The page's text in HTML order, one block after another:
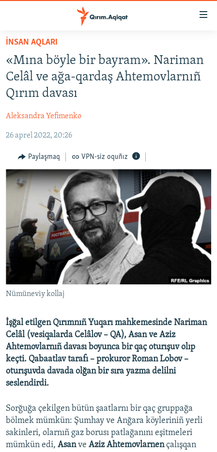
Esas
qaytmaq
Baş
navigatsiyağa
qaytmaq
Qıdıruvğa
SİYASET
İQTİSADİYAT
MEDENİYET
İNSAN AQLARI
VİDEO
SÜRET
BLOGLAR
FİKİR
Русский
Українською
QOŞULIÑIZ!
RFE/RS bütün saytları
İNSAN AQLARI
«Mına böyle bir bayram». Nariman
Celâl ve ağa-qardaş Ahtemovlarnıñ
Qırım davası
Aleksandra Yefimenko
26 aprel 2022, 20:26
Paylaşmaq VPN-siz oquñız
Nümüneviy kollaj
İşğal etilgen Qırımnıñ Yuqarı mahkemesinde Nariman
Celâl (vesiqalarda Celâlov – QA), Asan ve Aziz
Ahtemovlarnıñ davası boyunca bir qaç oturışuv olıp
keçti. Qabaatlav tarafı – prokuror Roman Lobov –
oturışuvda davada olğan bir sıra yazma delilni
seslendirdi.
Sorğuğa çekilgen bütün şaatlarnı bir qaç gruppağa
bölmek mümkün: Şumhay ve Anğara köyleriniñ yerli
sakinleri, olarnıñ gaz borusı patlağanını eşitmeleri
mümkün edi, Asanve Aziz Ahtemovlarnençalışqan